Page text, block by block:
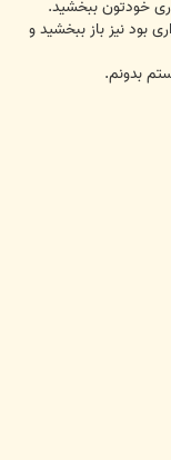
خودتون ببخشید.
بود نیز باز ببخشید و